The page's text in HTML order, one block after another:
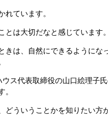
ています。
は大切だなと感じています。
は、自然にできるようにな
ス代表取締役の山口絵理子氏
ういうことかを知りたい方